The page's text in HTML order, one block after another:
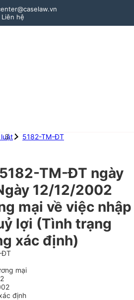
Liên hệ
5182-TM-ĐT
TM-ĐT ngày
12/12/2002
mại về việc nhập
lợi (Tình trạng
xác định)
ĐT
mại
định